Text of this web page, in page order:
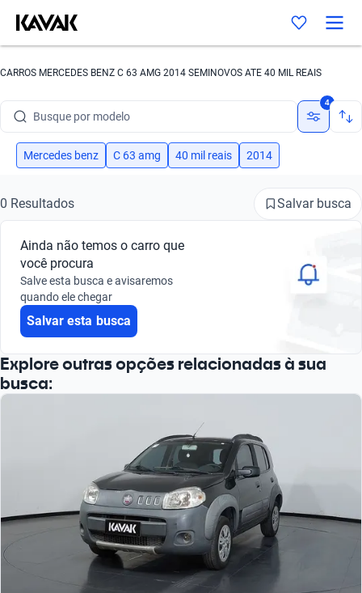
CARROS MERCEDES BENZ C 63 AMG 2014 SEMINOVOS ATE 40 MIL REAIS
Busque por modelo
Busque por versão
Busque por marca
Busque por modelo
Busque por versão
4
Mercedes benz C 63 amg 40 mil reais 2014
0 Resultados Salvar busca
Ainda não temos o carro que
você procura
Salve esta busca e avisaremos
quando ele chegar
Salvar esta busca
Explore outras opções relacionadas à sua
busca: